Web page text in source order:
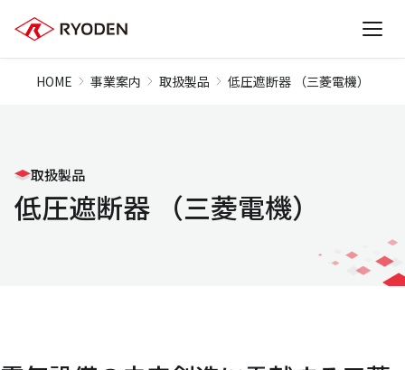
HOME 事業案内 取扱製品 低圧遮断器 （三菱電機）
取扱製品
低圧遮断器 （三菱電機）